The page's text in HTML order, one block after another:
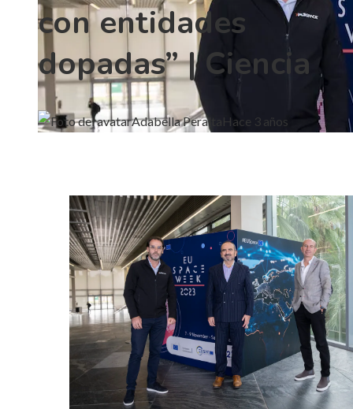
con entidades
dopadas” | Ciencia
Adabella Peralta Hace 3 años